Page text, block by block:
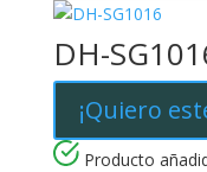
DH-
¡Quiero
Producto